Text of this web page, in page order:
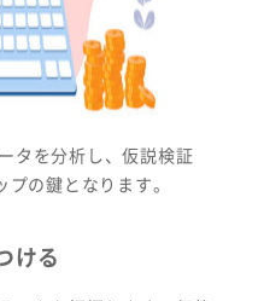
タを分析し、仮説検証
プの鍵となります。
ける